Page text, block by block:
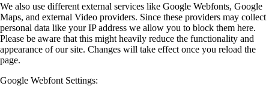
We also use different external services like Google Webfonts, Google
Maps, and external Video providers. Since these providers may collect
personal data like your IP address we allow you to block them here.
Please be aware that this might heavily reduce the functionality and
appearance of our site. Changes will take effect once you reload the
page.
Google Webfont Settings: